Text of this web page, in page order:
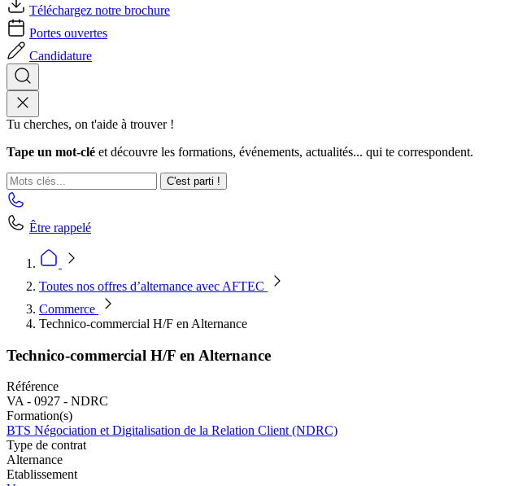
Téléchargez notre brochure
Portes ouvertes
Candidature
Tu cherches, on t'aide à trouver !
Tape un mot-clé et découvre les formations, événements, actualités... qui te correspondent.
C'est parti !
Être rappelé
Toutes nos offres d’alternance avec AFTEC
Commerce
Technico-commercial H/F en Alternance
Technico-commercial H/F en Alternance
Référence
VA - 0927 - NDRC
Formation(s)
BTS Négociation et Digitalisation de la Relation Client (NDRC)
Type de contrat
Alternance
Etablissement